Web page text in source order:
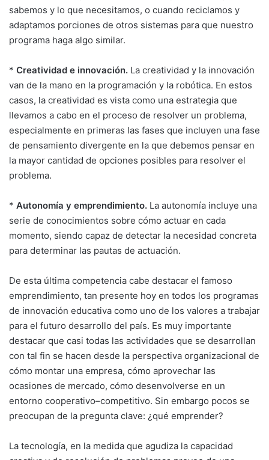
sabemos y lo que necesitamos, o cuando reciclamos y
adaptamos porciones de otros sistemas para que nuestro
programa haga algo similar.
* Creatividad e innovación. La creatividad y la innovación
van de la mano en la programación y la robótica. En estos
casos, la creatividad es vista como una estrategia que
llevamos a cabo en el proceso de resolver un problema,
especialmente en primeras las fases que incluyen una fase
de pensamiento divergente en la que debemos pensar en
la mayor cantidad de opciones posibles para resolver el
problema.
* Autonomía y emprendimiento. La autonomía incluye una
serie de conocimientos sobre cómo actuar en cada
momento, siendo capaz de detectar la necesidad concreta
para determinar las pautas de actuación.
De esta última competencia cabe destacar el famoso
emprendimiento, tan presente hoy en todos los programas
de innovación educativa como uno de los valores a trabajar
para el futuro desarrollo del país. Es muy importante
destacar que casi todas las actividades que se desarrollan
con tal fin se hacen desde la perspectiva organizacional de
cómo montar una empresa, cómo aprovechar las
ocasiones de mercado, cómo desenvolverse en un
entorno cooperativo–competitivo. Sin embargo pocos se
preocupan de la pregunta clave: ¿qué emprender?
La tecnología, en la medida que agudiza la capacidad